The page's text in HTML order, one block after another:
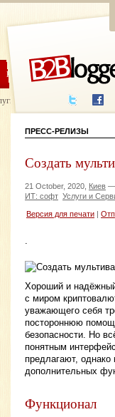
ЦЕНЫ ПОМОЩЬ
написания
ПРЕСС-РЕЛИЗЫ
Создать
21 October, 2020, Киев —
ИТ: софт Услуги и
Версия для печати
.
Хороший и
с миром
уважающего себя
постороннюю
безопасности. Но
понятным
предлагают,
дополнительных
Функционал